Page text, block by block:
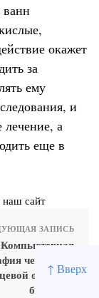
↑ Вверх
ванн
окажет
за
ему
и
лечение, а
еще в
наш сайт
ЗАПИСЬ
Компьютерная
челюстно-
области:
быстро и